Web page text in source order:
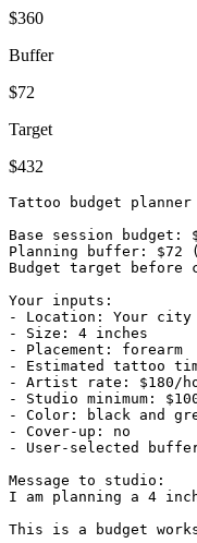
$360
Buffer
$72
Target
$432
Tattoo budget planner
Base session budget:
Planning buffer: $72
Budget target before
Your inputs:
- Location: Your city
- Size: 4 inches
- Placement: forearm
- Estimated tattoo
- Artist rate: $180/
- Studio minimum:
- Color: black and
- Cover-up: no
- User-selected
Message to studio:
I am planning a 4
This is a budget